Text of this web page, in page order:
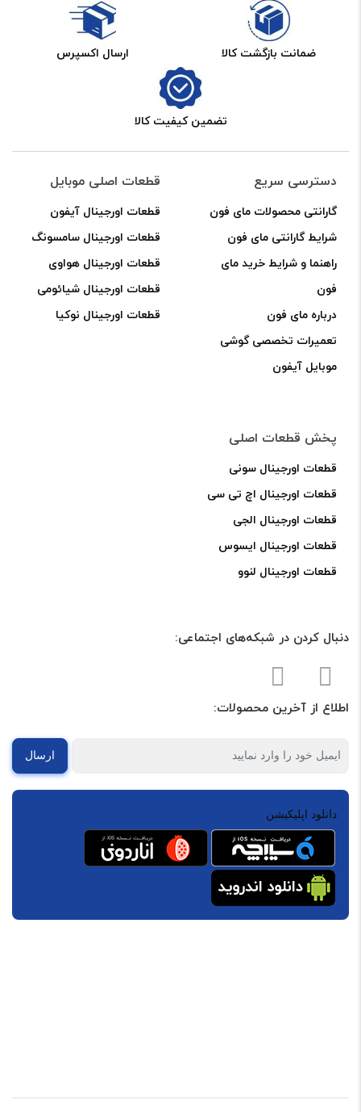
ضمانت بازگشت کالا ارسال اکسپرس
تضمین کیفیت کالا
دسترسی سریع
گارانتی محصولات مای فون
شرایط گارانتی مای فون
راهنما و شرایط خرید مای
فون
درباره مای فون
تعمیرات تخصصی گوشی
موبایل آیفون
قطعات اصلی موبایل
قطعات اورجینال آیفون
قطعات اورجینال سامسونگ
قطعات اورجینال هواوی
قطعات اورجینال شیائومی
قطعات اورجینال نوکیا
پخش قطعات اصلی
قطعات اورجینال سونی
قطعات اورجینال اچ تی سی
قطعات اورجینال الجی
قطعات اورجینال ایسوس
قطعات اورجینال لنوو
دنبال کردن در شبکه‌های اجتماعی:
اطلاع از آخرین محصولات:
ارسال
دانلود اپلیکیشن